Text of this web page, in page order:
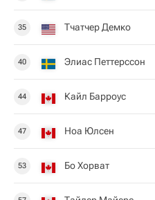
35 Тчатчер Демко
40 Элиас Петтерссон
44 Кайл Барроус
47 Ноа Юлсен
53 Бо Хорват